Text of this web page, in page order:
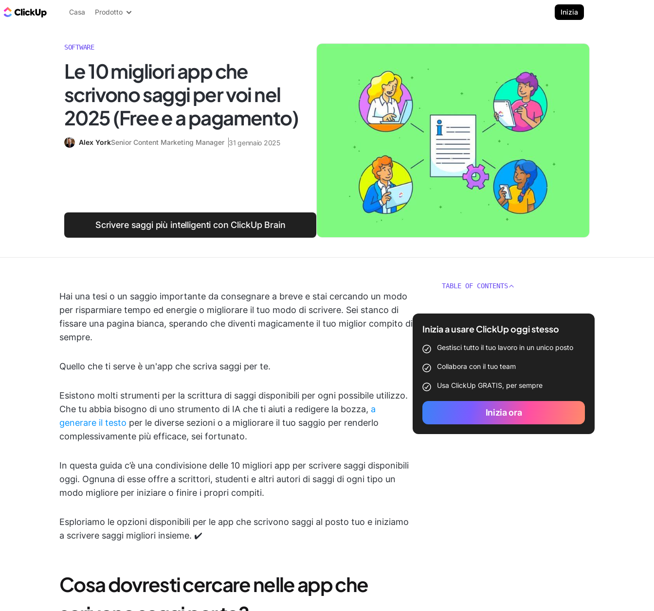
Blog di ClickUp
Casa Prodotto Inizia
SOFTWARE
Le 10 migliori app che
scrivono saggi per voi nel
2025 (Free e a pagamento)
Alex YorkSenior Content Marketing Manager 31 gennaio 2025
Scrivere saggi più intelligenti con ClickUp Brain
Hai una tesi o un saggio importante da consegnare a breve e stai cercando un modo
per risparmiare tempo ed energie o migliorare il tuo modo di scrivere. Sei stanco di
fissare una pagina bianca, sperando che diventi magicamente il tuo miglior compito di
sempre.
Quello che ti serve è un'app che scriva saggi per te.
Esistono molti strumenti per la scrittura di saggi disponibili per ogni possibile utilizzo.
Che tu abbia bisogno di uno strumento di IA che ti aiuti a redigere la bozza, a
generare il testo per le diverse sezioni o a migliorare il tuo saggio per renderlo
complessivamente più efficace, sei fortunato.
In questa guida c’è una condivisione delle 10 migliori app per scrivere saggi disponibili
oggi. Ognuna di esse offre a scrittori, studenti e altri autori di saggi di ogni tipo un
modo migliore per iniziare o finire i propri compiti.
Esploriamo le opzioni disponibili per le app che scrivono saggi al posto tuo e iniziamo
a scrivere saggi migliori insieme. ✔️
Cosa dovresti cercare nelle app che
TABLE OF CONTENTS
Inizia a usare ClickUp oggi stesso
Gestisci tutto il tuo lavoro in un unico posto
Collabora con il tuo team
Usa ClickUp GRATIS, per sempre
Inizia ora